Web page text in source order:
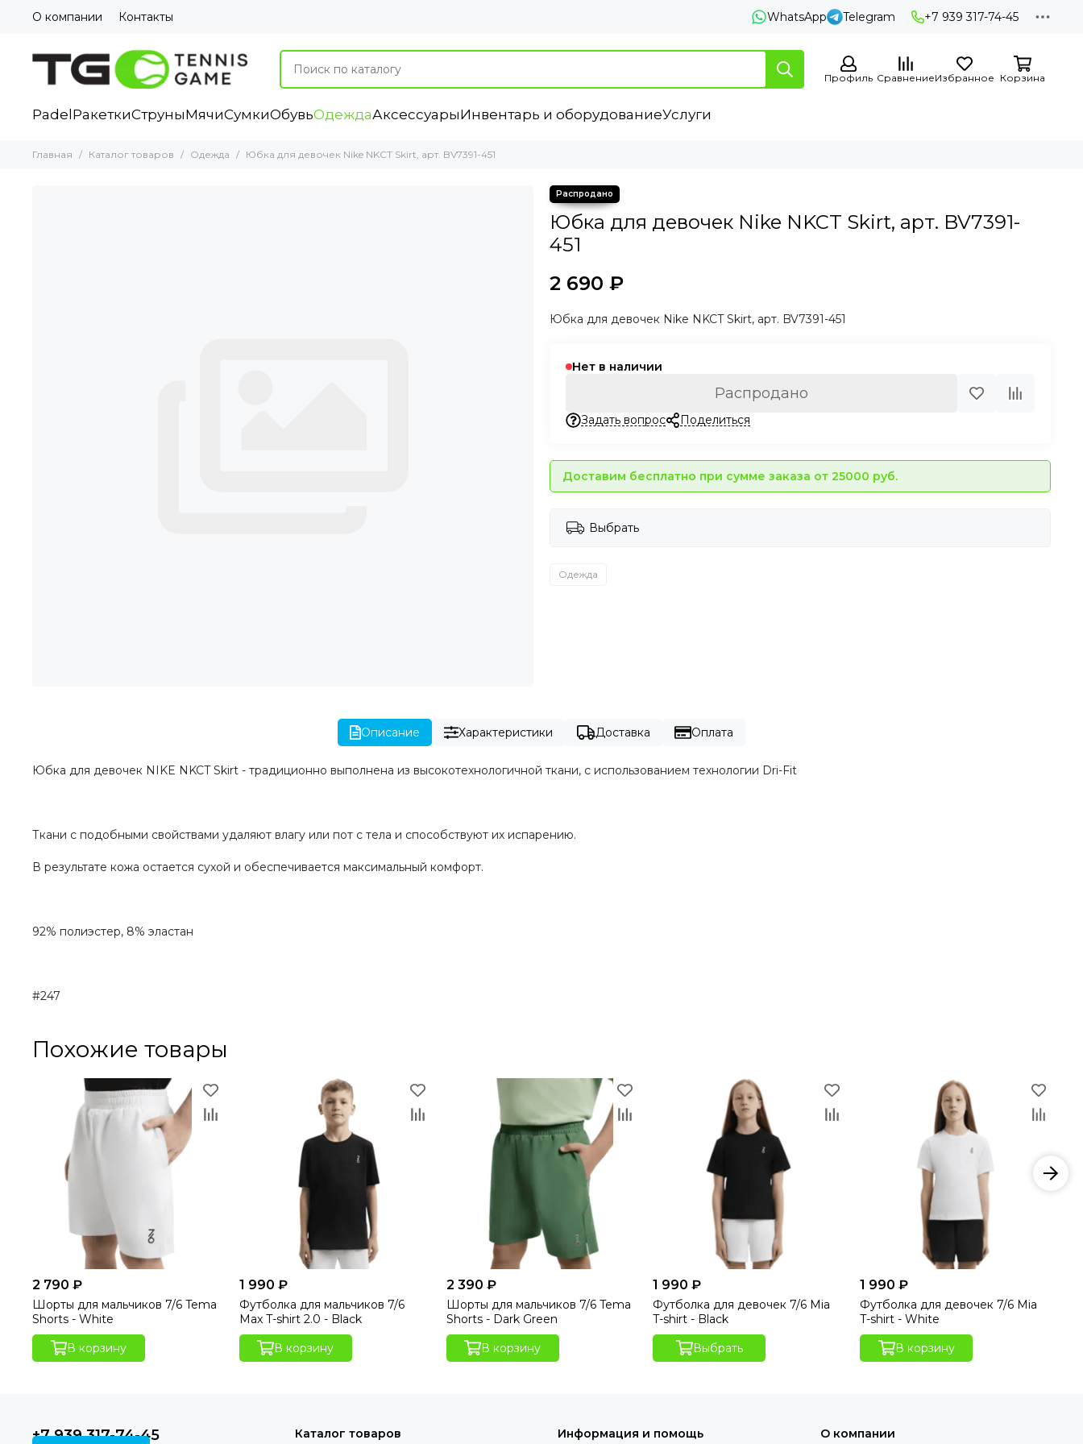
О компании Контакты WhatsApp Telegram +7 939 317-74-45
Профиль СравнениеИзбранное Корзина
Padel РакеткиСтруныМячиСумкиОбувьОдеждаАксессуарыИнвентарь и оборудованиеУслуги
Главная Каталог товаров Одежда Юбка для девочек Nike NKCT Skirt, арт. BV7391-451
Юбка для девочек Nike NKCT Skirt, арт. BV7391-
451
2 690 ₽
Юбка для девочек Nike NKCT Skirt, арт. BV7391-451
Нет в наличии
Распродано
Задать вопрос Поделиться
Доставим бесплатно при сумме заказа от 25000 руб.
Выбрать
Одежда
Описание Характеристики Доставка Оплата
Юбка для девочек NIKE NKCT Skirt - традиционно выполнена из высокотехнологичной ткани, с использованием технологии Dri-Fit
Ткани с подобными свойствами удаляют влагу или пот с тела и способствуют их испарению.
В результате кожа остается сухой и обеспечивается максимальный комфорт.
92% полиэстер, 8% эластан
#247
Похожие товары
2 790 ₽
Шорты для мальчиков 7/6 Tema
Shorts - White
В корзину
1 990 ₽
Футболка для мальчиков 7/6
Max T-shirt 2.0 - Black
В корзину
2 390 ₽
Шорты для мальчиков 7/6 Tema
Shorts - Dark Green
В корзину
1 990 ₽
Футболка для девочек 7/6 Mia
T-shirt - Black
Выбрать
1 990 ₽
Футболка для девочек 7/6 Mia
T-shirt - White
В корзину
+7 939 317-74-45 Каталог товаров Информация и помощь О компании